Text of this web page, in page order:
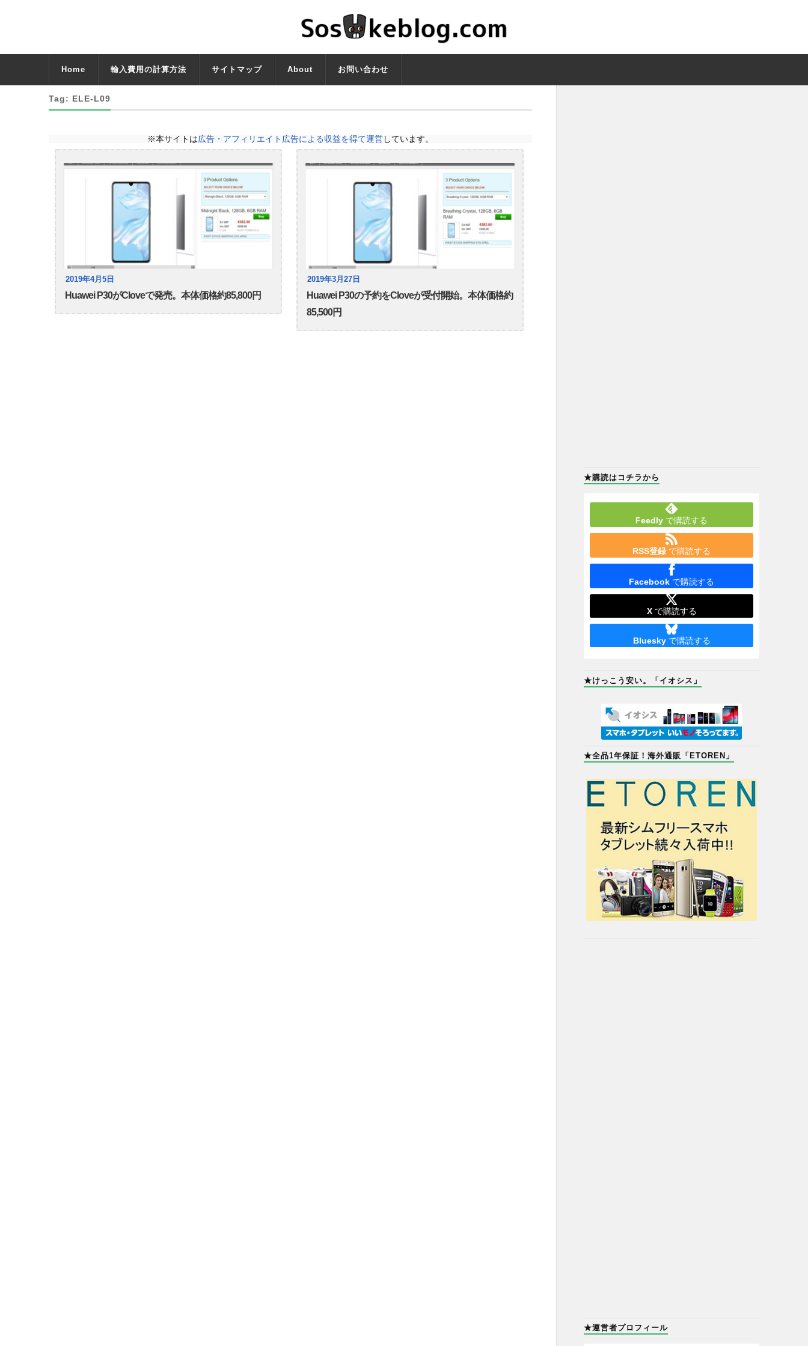
Home 輸入費用の計算方法 サイトマップ About お問い合わせ
Tag: ELE-L09
※本サイトは広告・アフィリエイト広告による収益を得て運営しています。
2019年4月5日
Huawei P30がCloveで発売。本体価格約85,800円
2019年3月27日
Huawei P30の予約をCloveが受付開始。本体価格約
85,500円
★購読はコチラから
Feedly で購読する
RSS登録 で購読する
Facebook で購読する
Xで購読する
Blueskyで購読する
★けっこう安い。「イオシス」
★全品1年保証！海外通販「ETOREN」
★運営者プロフィール